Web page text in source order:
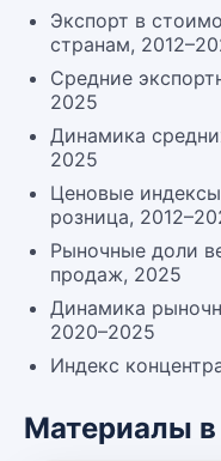
Экспорт в
странам,
Средние
2025
Динамика
2025
Ценовые
розница,
Рыночные доли
продаж, 2025
Динамика
2020–2025
Индекс
Материалы в